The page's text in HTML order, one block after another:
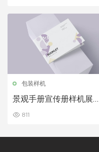
包装样机
景观手册宣传册样机展示
811